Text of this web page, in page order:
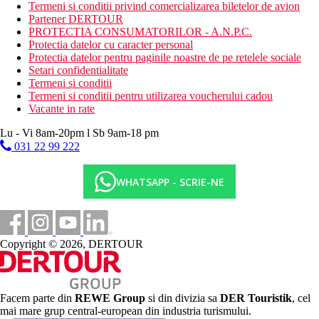
Suita, Water Park, Deluxe: camera spatioasa cu zona de
zi, 3 bai, balcon, in partea cu Aquapark
Descrierea hotelului
hol de intrare cu receptie
restaurantul principal
restaurant tematic (turc - mic dejun gratuit, cina contra
cost)
mai multe restaurante a la carte (italian, asiatic, turcesc,
francez, peste si brazilian - este necesara rezervare
prealabila)
barul din receptie
sisha bar (contra cost)
Wi-Fi (gratuit)
sala de conferinte
8 piscine (toate incalzite iarna, sezlonguri, umbrele si
prosoape gratuite)
parc acvatic situat in partea a doua a hotelului din spatele
drumului (16 tobogane pentru adulti si copii mai mari)
mini parc acvatic (16 tobogane si 5 jocuri acvatice pentru
copiii mai mici)
mini club (pentru copii 4-8 ani si 8-12 ani)
loc de joaca
Termeni si conditii privind comercializarea biletelor de avion
Partener DERTOUR
PROTECTIA CONSUMATORILOR - A.N.P.C.
Protectia datelor cu caracter personal
Protectia datelor pentru paginile noastre de pe retelele sociale
Setari confidentialitate
Termeni si conditii
Termeni si conditii pentru utilizarea voucherului cadou
Vacante in rate
Lu - Vi 8am-20pm l Sb 9am-18 pm
031 22 99 222
WHATSAPP - SCRIE-NE
Copyright © 2026, DERTOUR
Facem parte din REWE Group si din divizia sa DER Touristik, cel
mai mare grup central-european din industria turismului.